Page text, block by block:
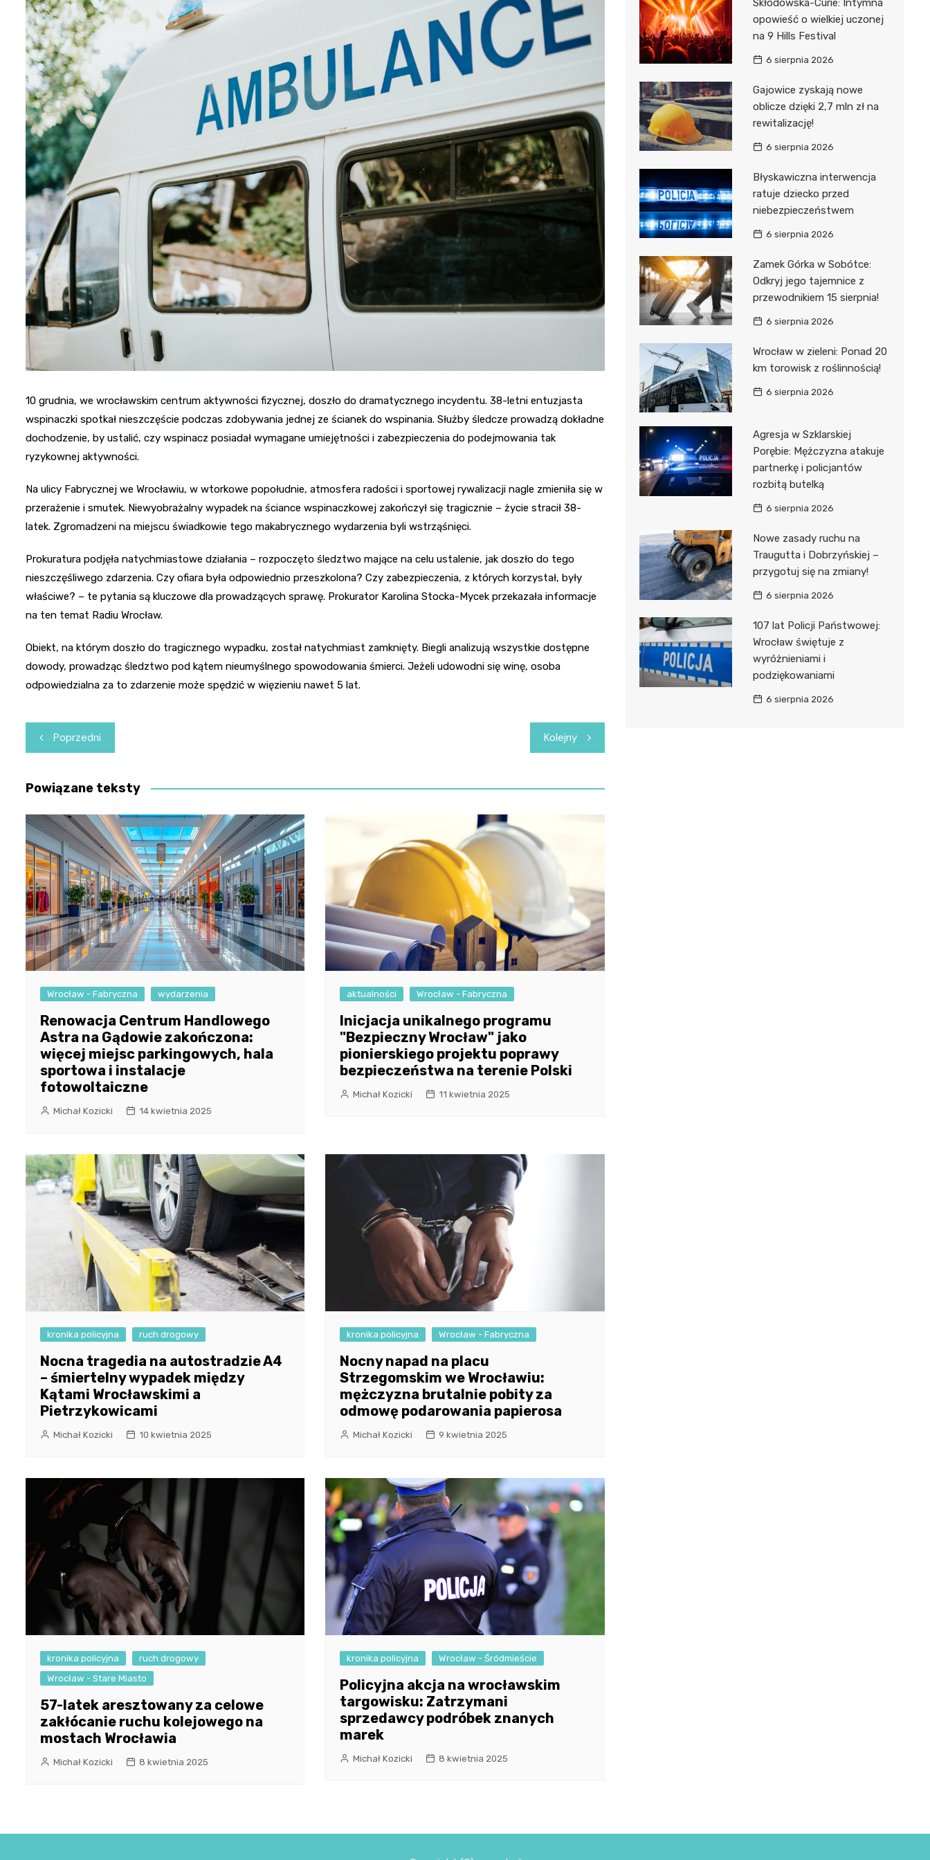
Fryzjer
Kino
10 grudnia, we wrocławskim centrum aktywności fizycznej, doszło do dramatycznego incydentu. 38-letni entuzjasta
wspinaczki spotkał nieszczęście podczas zdobywania jednej ze ścianek do wspinania. Służby śledcze prowadzą dokładne
dochodzenie, by ustalić, czy wspinacz posiadał wymagane umiejętności i zabezpieczenia do podejmowania tak
ryzykownej aktywności.
Na ulicy Fabrycznej we Wrocławiu, w wtorkowe popołudnie, atmosfera radości i sportowej rywalizacji nagle zmieniła się w
przerażenie i smutek. Niewyobrażalny wypadek na ściance wspinaczkowej zakończył się tragicznie – życie stracił 38-
latek. Zgromadzeni na miejscu świadkowie tego makabrycznego wydarzenia byli wstrząśnięci.
Prokuratura podjęła natychmiastowe działania – rozpoczęto śledztwo mające na celu ustalenie, jak doszło do tego
nieszczęśliwego zdarzenia. Czy ofiara była odpowiednio przeszkolona? Czy zabezpieczenia, z których korzystał, były
właściwe? – te pytania są kluczowe dla prowadzących sprawę. Prokurator Karolina Stocka-Mycek przekazała informacje
na ten temat Radiu Wrocław.
Obiekt, na którym doszło do tragicznego wypadku, został natychmiast zamknięty. Biegli analizują wszystkie dostępne
dowody, prowadząc śledztwo pod kątem nieumyślnego spowodowania śmierci. Jeżeli udowodni się winę, osoba
odpowiedzialna za to zdarzenie może spędzić w więzieniu nawet 5 lat.
Nawigacja
wpisu
Poprzedni Kolejny
Powiązane teksty
Wrocław - Fabryczna wydarzenia
Renowacja Centrum Handlowego
Astra na Gądowie zakończona:
więcej miejsc parkingowych, hala
sportowa i instalacje
fotowoltaiczne
Michał Kozicki 14 kwietnia 2025
aktualności Wrocław - Fabryczna
Inicjacja unikalnego programu
"Bezpieczny Wrocław" jako
pionierskiego projektu poprawy
bezpieczeństwa na terenie Polski
Michał Kozicki 11 kwietnia 2025
kronika policyjna ruch drogowy
Nocna tragedia na autostradzie A4
– śmiertelny wypadek między
Kątami Wrocławskimi a
Pietrzykowicami
Michał Kozicki 10 kwietnia 2025
kronika policyjna Wrocław - Fabryczna
Nocny napad na placu
Strzegomskim we Wrocławiu:
mężczyzna brutalnie pobity za
odmowę podarowania papierosa
Michał Kozicki 9 kwietnia 2025
kronika policyjna
ruch drogowy
Wrocław - Stare Miasto
57-latek aresztowany za celowe
zakłócanie ruchu kolejowego na
mostach Wrocławia
Michał Kozicki 8 kwietnia 2025
kronika policyjna Wrocław - Śródmieście
Policyjna akcja na wrocławskim
targowisku: Zatrzymani
sprzedawcy podróbek znanych
marek
Michał Kozicki 8 kwietnia 2025
Skłodowska-Curie: Intymna
opowieść o wielkiej uczonej
na 9 Hills Festival
6 sierpnia 2026
Gajowice zyskają nowe
oblicze dzięki 2,7 mln zł na
rewitalizację!
6 sierpnia 2026
Błyskawiczna interwencja
ratuje dziecko przed
niebezpieczeństwem
6 sierpnia 2026
Zamek Górka w Sobótce:
Odkryj jego tajemnice z
przewodnikiem 15 sierpnia!
6 sierpnia 2026
Wrocław w zieleni: Ponad 20
km torowisk z roślinnością!
6 sierpnia 2026
Agresja w Szklarskiej
Porębie: Mężczyzna atakuje
partnerkę i policjantów
rozbitą butelką
6 sierpnia 2026
Nowe zasady ruchu na
Traugutta i Dobrzyńskiej –
przygotuj się na zmiany!
6 sierpnia 2026
107 lat Policji Państwowej:
Wrocław świętuje z
wyróżnieniami i
podziękowaniami
6 sierpnia 2026